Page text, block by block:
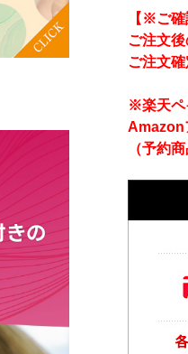
【※ご確
ご注文
ご注文確
※楽天ペ
Amazon
（予約